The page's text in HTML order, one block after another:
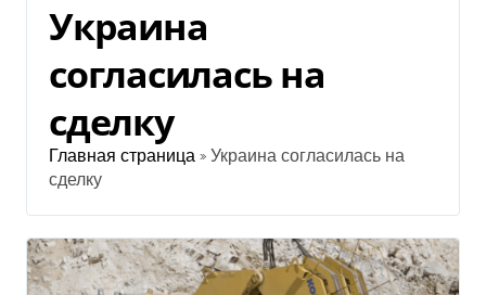
Украина
согласилась на
сделку
Главная страница » Украина согласилась на
сделку